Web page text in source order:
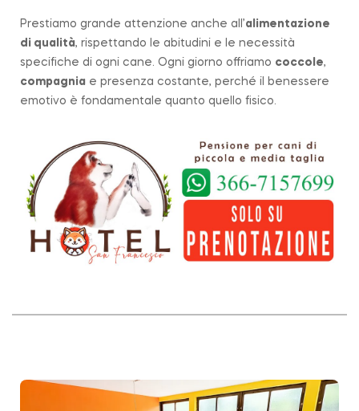
Prestiamo grande attenzione anche all’alimentazione
di qualità, rispettando le abitudini e le necessità
specifiche di ogni cane. Ogni giorno offriamo coccole,
compagnia e presenza costante, perché il benessere
emotivo è fondamentale quanto quello fisico.